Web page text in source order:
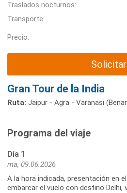
Traslados nocturnos:
Transporte:
Precio:
Solicitar
Gran Tour de la India
Ruta: Jaipur - Agra - Varanasi
Programa del viaje
Día 1
ma, 09.06.2026
A la hora indicada, presentación en
embarcar el vuelo con destino Delhi,